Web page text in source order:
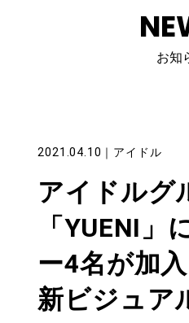
お知
2021.04.10 ｜ アイドル
アイドルグ
「YUENI」
ー4名が加入
新ビジュア